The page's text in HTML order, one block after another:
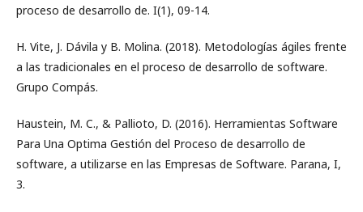
proceso de desarrollo de. I(1), 09-14.
H. Vite, J. Dávila y B. Molina. (2018). Metodologías ágiles frente
a las tradicionales en el proceso de desarrollo de software.
Grupo Compás.
Haustein, M. C., & Pallioto, D. (2016). Herramientas Software
Para Una Optima Gestión del Proceso de desarrollo de
software, a utilizarse en las Empresas de Software. Parana, I,
3.